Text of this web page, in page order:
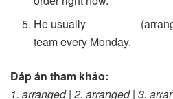
He usually ________
team every Monday.
Đáp án tham khảo:
1. arranged | 2. arranged | 3.